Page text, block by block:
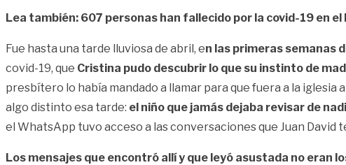
Lea también: 607 personas han fallecido por la covid-19 en el
Fue hasta una tarde lluviosa de abril, en las primeras semanas
covid-19, que Cristina pudo descubrir lo que su instinto de
presbítero lo había mandado a llamar para que fuera a la iglesia
algo distinto esa tarde: el niño que jamás dejaba revisar de
el WhatsApp tuvo acceso a las conversaciones que Juan David
Los mensajes que encontró allí y que leyó asustada no eran